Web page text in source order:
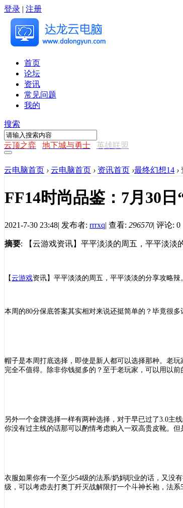
登录 | 注册
首页
论坛
资讯
常见问题
我的
搜索
云顶之弈 地下城与勇士 英雄联盟
云电脑首页 › 云电脑首页 › 资讯首页 ›最终幻想14 ›
FF14时尚品鉴：7月30
2021-7-30 23:48| 发布者: rrrxq| 查看: 296570| 评论: 0
摘要: 【云游戏资讯】平平淡淡的周五，平平淡淡
【云游戏资讯】 平平淡淡的周五，平平淡淡的分享攻略辣
本周的80分保底答案其实相对来说还挺简单的？毕竟很
帽子是本周打底选择，即使是新人都可以选择那种。老
完全不值得。除非你钱挺多的？至于老玩家，可以用以前
另外一个金牌选择一样有两种选择，对于早已过了3.0主
你没有过主线的话那可以酌情考虑购入一双高贵皮靴。
衣服如果你有一个至少54级的法系/奶妈职业的话，又没
级，可以考虑去打奥丁歼灭战解限打一个斗神长袍，法系